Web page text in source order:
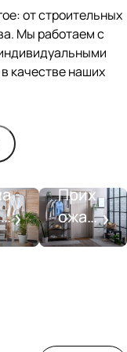
от строительных
Мы работаем с
качестве наших
Прих
ожая
со